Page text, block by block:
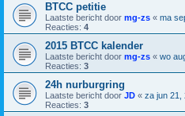
BTCC petitie
Laatste bericht door mg-zs « ma
Reacties: 4
2015 BTCC kalender
Laatste bericht door mg-zs « wo
Reacties: 3
24h nurburgring
Laatste bericht door JD « za jun 21,
Reacties: 3